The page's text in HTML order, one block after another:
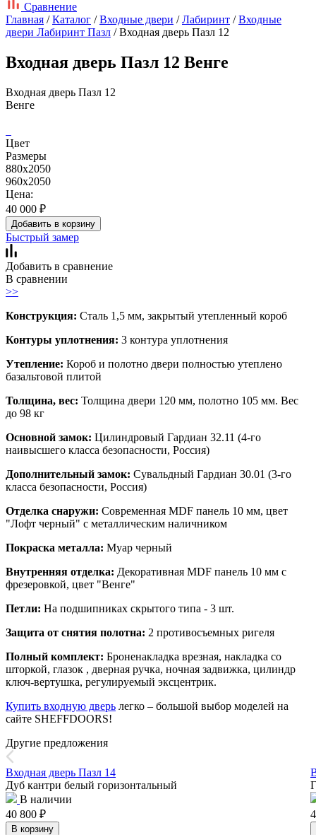
Сравнение
Главная /Каталог /Входные двери /Лабиринт /Входные
двери Лабиринт Пазл / Входная дверь Пазл 12
Входная дверь Пазл 12 Венге
Входная дверь Пазл 12
Венге
Цвет
Размеры
880х2050
960х2050
Цена:
40 000 ₽
Добавить в корзину
Быстрый замер
Добавить в сравнение
В сравнении
>>
Конструкция: Сталь 1,5 мм, закрытый утепленный короб
Контуры уплотнения: 3 контура уплотнения
Утепление: Короб и полотно двери полностью утеплено
базальтовой плитой
Толщина, вес: Толщина двери 120 мм, полотно 105 мм. Вес
до 98 кг
Основной замок: Цилиндровый Гардиан 32.11 (4-го
наивысшего класса безопасности, Россия)
Дополнительный замок: Сувальдный Гардиан 30.01 (3-го
класса безопасности, Россия)
Отделка снаружи: Современная MDF панель 10 мм, цвет
"Лофт черный" с металлическим наличником
Покраска металла: Муар черный
Внутренняя отделка: Декоративная MDF панель 10 мм с
фрезеровкой, цвет "Венге"
Петли: На подшипниках скрытого типа - 3 шт.
Защита от снятия полотна: 2 противосъемных ригеля
Полный комплект: Броненакладка врезная, накладка со
шторкой, глазок , дверная ручка, ночная задвижка, цилиндр
ключ-вертушка, регулируемый эксцентрик.
Купить входную дверь легко – большой выбор моделей на
сайте SHEFFDOORS!
Другие предложения
Входная дверь Пазл 14
Дуб кантри белый горизонтальный
В наличии
40 800 ₽
В корзину